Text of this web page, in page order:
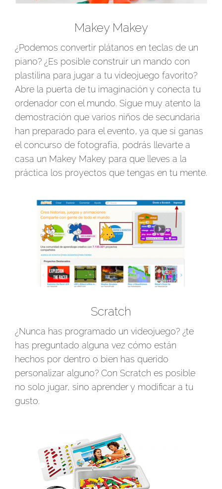
Makey Makey
¿Podemos convertir plátanos en teclas de un
piano? ¿Es posible construir un mando con
plastilina para jugar a tu videojuego favorito?
Abre la puerta de tu imaginación y conecta tu
ordenador con el mundo. Sigue muy atento la
demostración que varios niños de secundaria
han preparado para el evento, ya que si ganas
el concurso de fotografía, podrás llevarte a
casa un Makey Makey para que lleves a la
práctica los proyectos que tengas en tu mente.
Scratch
¿Nunca has programado un videojuego? ¿te
has preguntado alguna vez cómo están
hechos por dentro o bien has querido
personalizar alguno? Con Scratch es posible
no solo jugar, sino aprender y modificar a tu
gusto.